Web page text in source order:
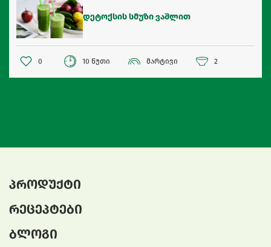
დეტოქსის სმუზი ვაშლით
0 10 წუთი მარტივი 2
პროდუქტი
რეცეპტები
ბლოგი